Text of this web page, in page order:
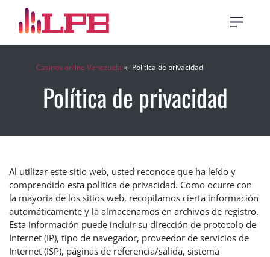
Casinos online Venezuela Política de privacidad
Política de privacidad
Al utilizar este sitio web, usted reconoce que ha leído y
comprendido esta política de privacidad. Como ocurre con
la mayoría de los sitios web, recopilamos cierta información
automáticamente y la almacenamos en archivos de registro.
Esta información puede incluir su dirección de protocolo de
Internet (IP), tipo de navegador, proveedor de servicios de
Internet (ISP), páginas de referencia/salida, sistema